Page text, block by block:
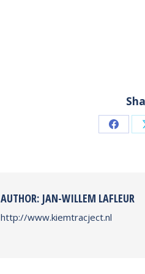
Share
AUTHOR: JAN-WILLEM LAFLEUR
http://www.kiemtracject.nl